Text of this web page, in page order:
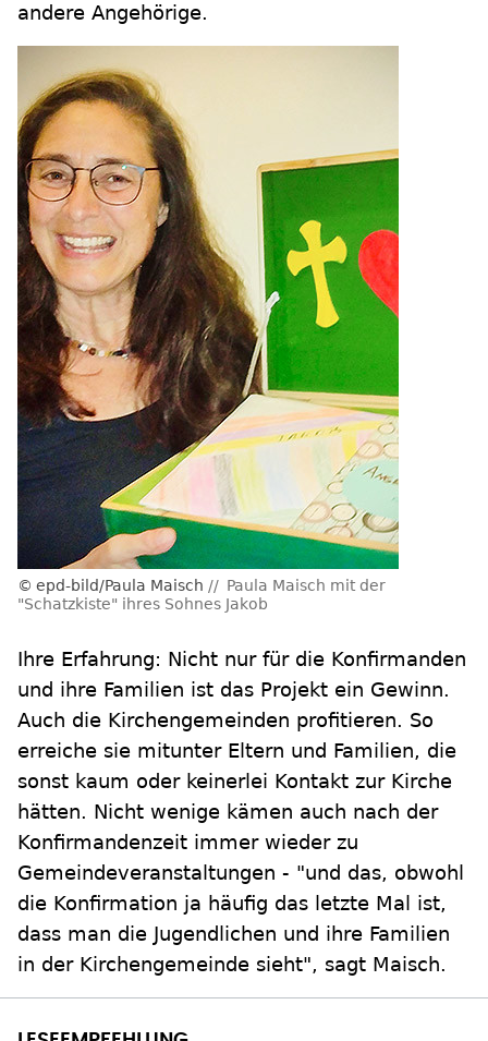
andere Angehörige.
epd-bild/Paula Maisch
Paula Maisch mit der
"Schatzkiste" ihres Sohnes Jakob
Ihre Erfahrung: Nicht nur für die Konfirmanden
und ihre Familien ist das Projekt ein Gewinn.
Auch die Kirchengemeinden profitieren. So
erreiche sie mitunter Eltern und Familien, die
sonst kaum oder keinerlei Kontakt zur Kirche
hätten. Nicht wenige kämen auch nach der
Konfirmandenzeit immer wieder zu
Gemeindeveranstaltungen - "und das, obwohl
die Konfirmation ja häufig das letzte Mal ist,
dass man die Jugendlichen und ihre Familien
in der Kirchengemeinde sieht", sagt Maisch.